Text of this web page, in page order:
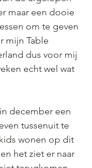
maar een dooie
om te geven
mijn Table
dus voor mij
echt wel wat
december een
tussenuit te
wonen op dit
het ziet er naar